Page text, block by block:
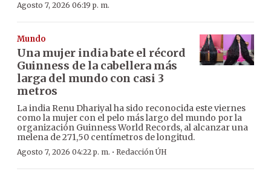
Agosto 7, 2026 06:19 p. m.
Mundo
Una mujer india bate el récord
Guinness de la cabellera más
larga del mundo con casi 3
metros
La india Renu Dhariyal ha sido reconocida este viernes
como la mujer con el pelo más largo del mundo por la
organización Guinness World Records, al alcanzar una
melena de 271,50 centímetros de longitud.
Agosto 7, 2026 04:22 p. m. · Redacción ÚH